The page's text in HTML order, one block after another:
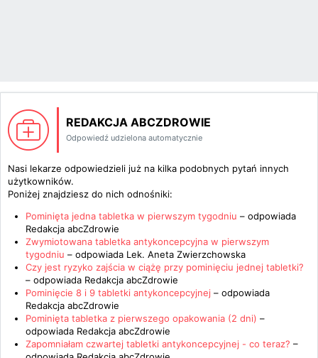
REDAKCJA ABCZDROWIE
Odpowiedź udzielona automatycznie
Nasi lekarze odpowiedzieli już na kilka podobnych pytań innych
użytkowników.
Poniżej znajdziesz do nich odnośniki:
Pominięta jedna tabletka w pierwszym tygodniu – odpowiada
Redakcja abcZdrowie
Zwymiotowana tabletka antykoncepcyjna w pierwszym
tygodniu – odpowiada Lek. Aneta Zwierzchowska
Czy jest ryzyko zajścia w ciążę przy pominięciu jednej tabletki?
– odpowiada Redakcja abcZdrowie
Pominięcie 8 i 9 tabletki antykoncepcyjnej – odpowiada
Redakcja abcZdrowie
Pominięta tabletka z pierwszego opakowania (2 dni) –
odpowiada Redakcja abcZdrowie
Zapomniałam czwartej tabletki antykoncepcyjnej - co teraz? –